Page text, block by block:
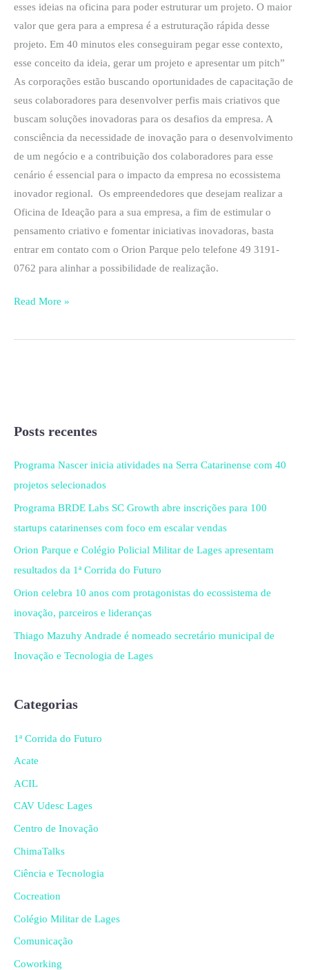
esses ideias na oficina para poder estruturar um projeto. O maior
valor que gera para a empresa é a estruturação rápida desse
projeto. Em 40 minutos eles conseguiram pegar esse contexto,
esse conceito da ideia, gerar um projeto e apresentar um pitch”
As corporações estão buscando oportunidades de capacitação de
seus colaboradores para desenvolver perfis mais criativos que
buscam soluções inovadoras para os desafios da empresa. A
consciência da necessidade de inovação para o desenvolvimento
de um negócio e a contribuição dos colaboradores para esse
cenário é essencial para o impacto da empresa no ecossistema
inovador regional. Os empreendedores que desejam realizar a
Oficina de Ideação para a sua empresa, a fim de estimular o
pensamento criativo e fomentar iniciativas inovadoras, basta
entrar em contato com o Orion Parque pelo telefone 49 3191-
0762 para alinhar a possibilidade de realização.
Read More »
Posts recentes
Programa Nascer inicia atividades na Serra Catarinense com 40
projetos selecionados
Programa BRDE Labs SC Growth abre inscrições para 100
startups catarinenses com foco em escalar vendas
Orion Parque e Colégio Policial Militar de Lages apresentam
resultados da 1ª Corrida do Futuro
Orion celebra 10 anos com protagonistas do ecossistema de
inovação, parceiros e lideranças
Thiago Mazuhy Andrade é nomeado secretário municipal de
Inovação e Tecnologia de Lages
Categorias
1ª Corrida do Futuro
Acate
ACIL
CAV Udesc Lages
Centro de Inovação
ChimaTalks
Ciência e Tecnologia
Cocreation
Colégio Militar de Lages
Comunicação
Coworking